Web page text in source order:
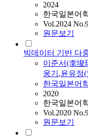
2024
한국일본어
Vol.2024
원문보기
빅데이터 기반 다
이준서(李埈
웅기 ,윤유정
한국일본어
2020
한국일본어
Vol.2020
원문보기